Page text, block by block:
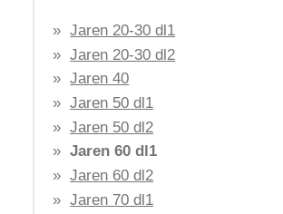
Jaren 20-30 dl1
Jaren 20-30 dl2
Jaren 40
Jaren 50 dl1
Jaren 50 dl2
Jaren 60 dl1
Jaren 60 dl2
Jaren 70 dl1